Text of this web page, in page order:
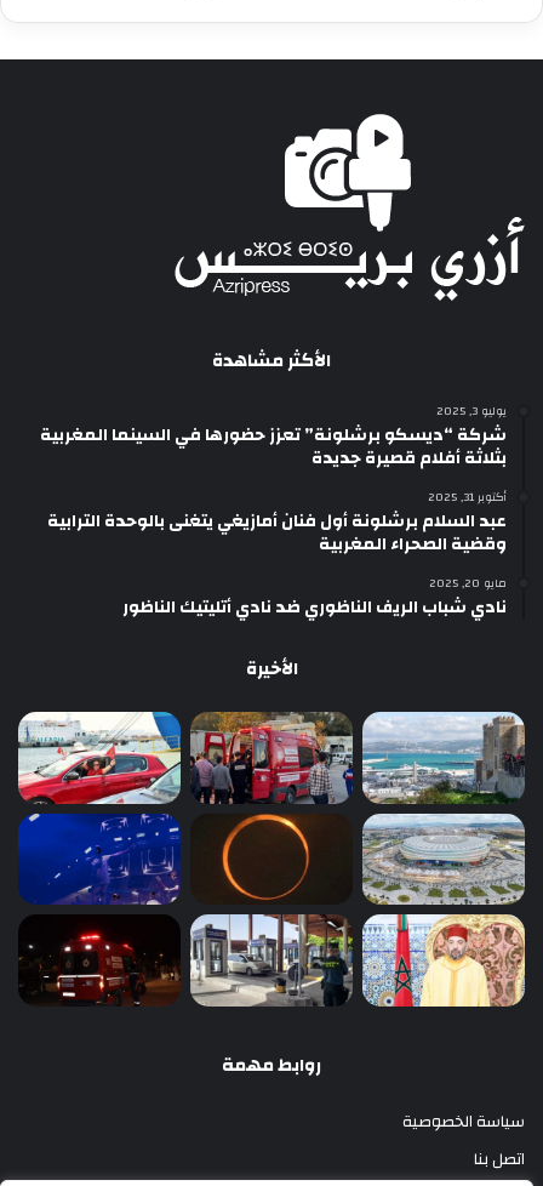
الأكثر مشاهدة
يوليو 3, 2025
شركة “ديسكو برشلونة” تعزز حضورها في السينما المغربية
بثلاثة أفلام قصيرة جديدة
أكتوبر 31, 2025
عبد السلام برشلونة أول فنان أمازيغي يتغنى بالوحدة الترابية
وقضية الصحراء المغربية
مايو 20, 2025
نادي شباب الريف الناظوري ضد نادي أتليتيك الناظور
الأخيرة
روابط مهمة
سياسة الخصوصية
اتصل بنا